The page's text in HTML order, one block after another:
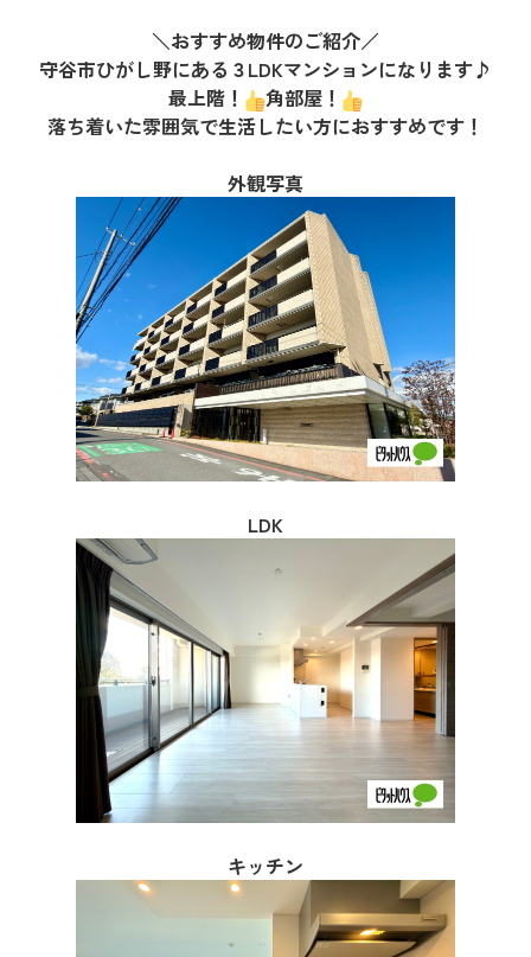
＼おすすめ物件のご紹介／
守谷市ひがし野にある３LDKマンションになります♪
最上階！
角部屋！
落ち着いた雰囲気で生活したい方におすすめです！
外観写真
LDK
キッチン